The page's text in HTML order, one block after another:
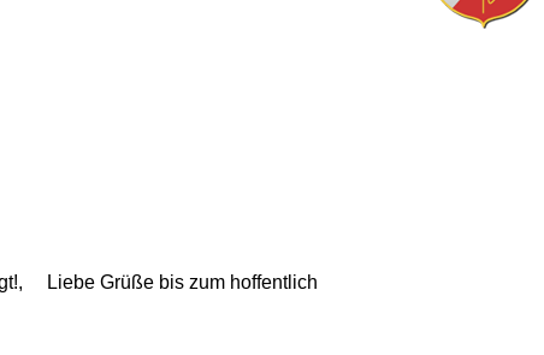
Liebe Grüße bis zum hoffentlich